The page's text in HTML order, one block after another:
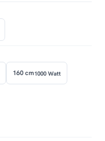
160 cm1000 Watt